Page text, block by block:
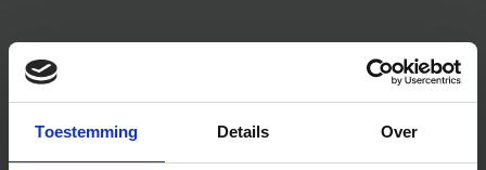
Toestemming Details Over